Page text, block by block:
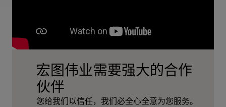
宏图伟业需要强大的合作
伙伴
您给我们以信任，我们必全心全意为您服务。